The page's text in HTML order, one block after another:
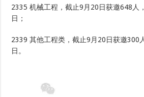
2335 机械工程，截止9月20日获邀648人
日；
2339 其他工程类，截止9月20日获邀300
日。